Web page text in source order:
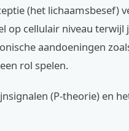
(het lichaamsbesef)
op cellulair niveau terwijl
aandoeningen
rol spelen.
(P-theorie) en